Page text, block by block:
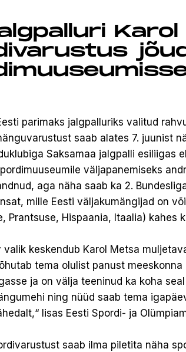
Karol
parimaks jalgpalluriks valitud
saab alates 7. juunist
Saksamaa jalgpalli esiliigas
väljapanemiseks
aga näha saab ka 2.
mille Eesti väljakumängijad on
Prantsuse, Hispaania, Itaalia) kahes
valik keskendub Karol Metsa
tema olulist panust
ja on välja teeninud ka koha
ning nüüd saab tema
lisas Eesti Spordi- ja
saab ilma piletita näha